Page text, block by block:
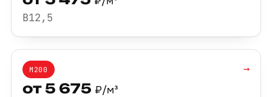
B12,5
М200
от 5 675 ₽/м³
→